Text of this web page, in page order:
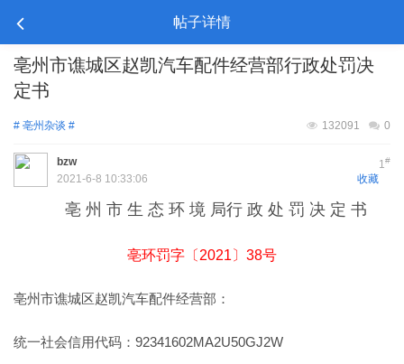
帖子详情
亳州市谯城区赵凯汽车配件经营部行政处罚决
定书
# 亳州杂谈 # 0
132091
1#
bzw
收藏
2021-6-8 10:33:06
亳 州 市 生 态 环 境 局行 政 处 罚 决 定 书
亳环罚字〔2021〕38号
亳州市谯城区赵凯汽车配件经营部：
统一社会信用代码：92341602MA2U50GJ2W